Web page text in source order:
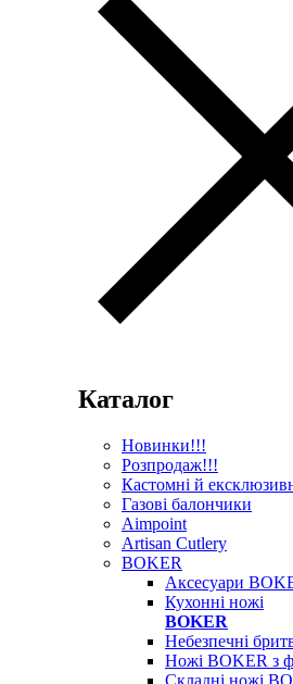
Каталог
Новинки!!!
Розпродаж!!!
Кастомні й
Газові балончики
Aimpoint
Artisan Cutlery
BOKER
Аксесуари
Кухонні ножі
BOKER
Небезпечні
Ножі BOKER з